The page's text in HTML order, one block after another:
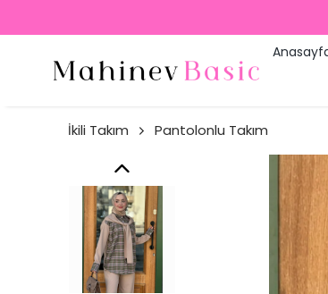
İkili Takım Pantolonlu Takım